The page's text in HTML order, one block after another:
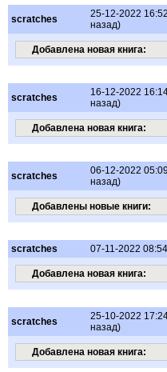
scratches
25-12-2022
назад)
Добавлена новая книга:
scratches
16-12-2022
назад)
Добавлена новая книга:
scratches
06-12-2022
назад)
Добавлены новые книги:
scratches 07-11-2022
Добавлена новая книга:
scratches
25-10-2022
назад)
Добавлена новая книга: